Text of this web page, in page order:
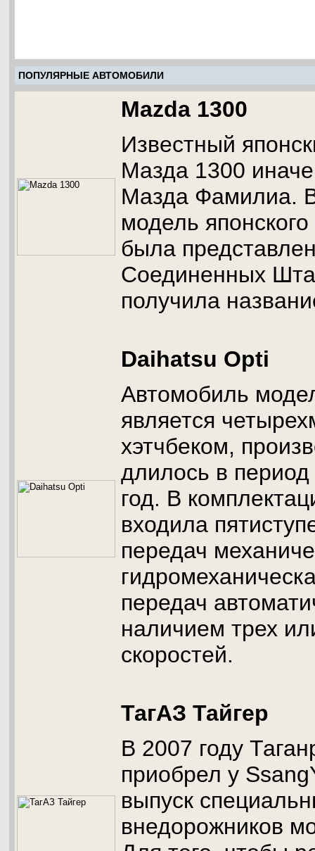
ПОПУЛЯРНЫЕ АВТОМОБИЛИ
Mazda 1300
Известный
Мазда 1300
Мазда Фамилиа.
модель
была
Соединенных
получила
Daihatsu Opti
Автомобиль
является
хэтчбеком,
длилось в
год. В
входила
передач
передач
наличием трех
скоростей.
ТагАЗ Тайгер
В 2007 году
приобрел у
выпуск
внедорожников